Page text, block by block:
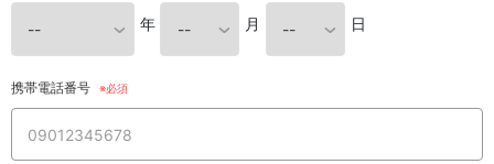
年 月 日
携帯電話番号